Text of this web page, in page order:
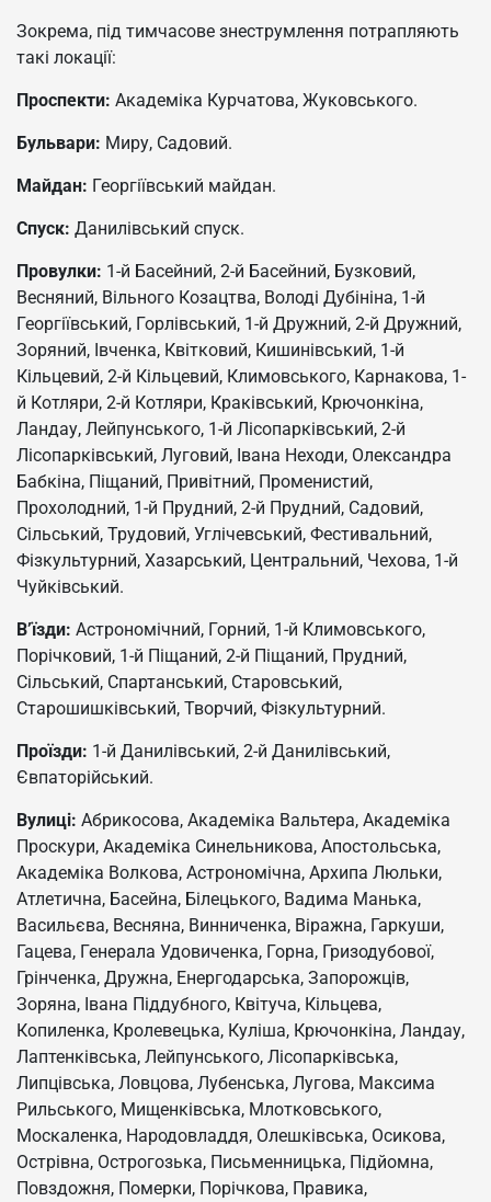
Зокрема, під тимчасове знеструмлення потрапляють
такі локації:
Проспекти: Академіка Курчатова, Жуковського.
Бульвари: Миру, Садовий.
Майдан: Георгіївський майдан.
Спуск: Данилівський спуск.
Провулки: 1-й Басейний, 2-й Басейний, Бузковий,
Весняний, Вільного Козацтва, Володі Дубініна, 1-й
Георгіївський, Горлівський, 1-й Дружний, 2-й Дружний,
Зоряний, Івченка, Квітковий, Кишинівський, 1-й
Кільцевий, 2-й Кільцевий, Климовського, Карнакова, 1-
й Котляри, 2-й Котляри, Краківський, Крючонкіна,
Ландау, Лейпунського, 1-й Лісопарківський, 2-й
Лісопарківський, Луговий, Івана Неходи, Олександра
Бабкіна, Піщаний, Привітний, Променистий,
Прохолодний, 1-й Прудний, 2-й Прудний, Садовий,
Сільський, Трудовий, Углічевський, Фестивальний,
Фізкультурний, Хазарський, Центральний, Чехова, 1-й
Чуйківський.
В’їзди: Астрономічний, Горний, 1-й Климовського,
Порічковий, 1-й Піщаний, 2-й Піщаний, Прудний,
Сільський, Спартанський, Старовський,
Старошишківський, Творчий, Фізкультурний.
Проїзди: 1-й Данилівський, 2-й Данилівський,
Євпаторійський.
Вулиці: Абрикосова, Академіка Вальтера, Академіка
Проскури, Академіка Синельникова, Апостольська,
Академіка Волкова, Астрономічна, Архипа Люльки,
Атлетична, Басейна, Білецького, Вадима Манька,
Васильєва, Весняна, Винниченка, Віражна, Гаркуши,
Гацева, Генерала Удовиченка, Горна, Гризодубової,
Грінченка, Дружна, Енергодарська, Запорожців,
Зоряна, Івана Піддубного, Квітуча, Кільцева,
Копиленка, Кролевецька, Куліша, Крючонкіна, Ландау,
Лаптенківська, Лейпунського, Лісопарківська,
Липцівська, Ловцова, Лубенська, Лугова, Максима
Рильського, Мищенківська, Млотковського,
Москаленка, Народовладдя, Олешківська, Осикова,
Острівна, Острогозька, Письменницька, Підйомна,
Повздожня, Померки, Порічкова, Правика,